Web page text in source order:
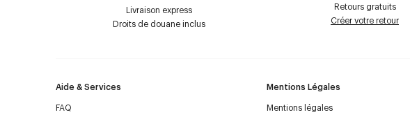
Livraison express
Droits de douane inclus
Retours gratuits
Créer votre retour
Aide & Services
FAQ
Mentions Légales
Mentions légales